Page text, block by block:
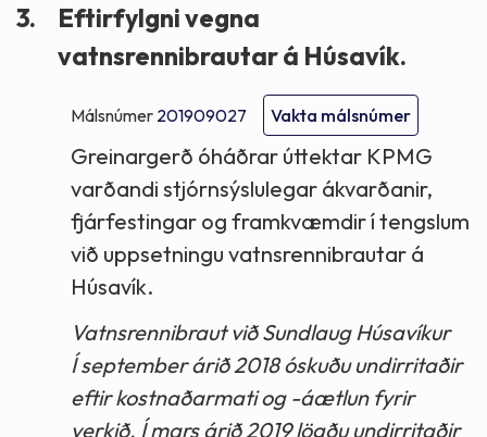
3.
Eftirfylgni vegna
vatnsrennibrautar á Húsavík.
Málsnúmer 201909027 Vakta málsnúmer
Greinargerð óháðrar úttektar KPMG
varðandi stjórnsýslulegar ákvarðanir,
fjárfestingar og framkvæmdir í tengslum
við uppsetningu vatnsrennibrautar á
Húsavík.
Vatnsrennibraut við Sundlaug Húsavíkur
Í september árið 2018 óskuðu undirritaðir
eftir kostnaðarmati og -áætlun fyrir
verkið. Í mars árið 2019 lögðu undirritaðir